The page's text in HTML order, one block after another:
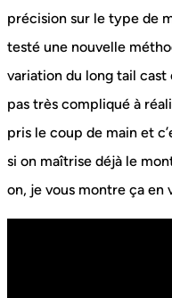
précision sur le type de
testé une nouvelle
variation du long tail cast
pas très compliqué à
pris le coup de main et
si on maîtrise déjà le
on, je vous montre ça en